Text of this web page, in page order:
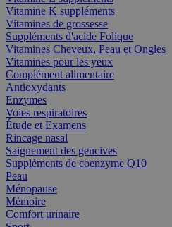
Vitamine K suppléments
Vitamines de grossesse
Suppléments d'acide Folique
Vitamines Cheveux, Peau et Ongles
Vitamines pour les yeux
Complément alimentaire
Antioxydants
Enzymes
Voies respiratoires
Étude et Examens
Rincage nasal
Saignement des gencives
Suppléments de coenzyme Q10
Peau
Ménopause
Mémoire
Comfort urinaire